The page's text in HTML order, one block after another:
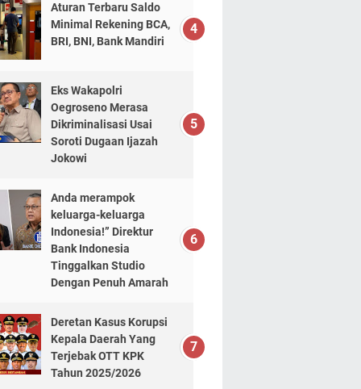
Aturan Terbaru Saldo
Minimal Rekening BCA,
BRI, BNI, Bank Mandiri
Eks Wakapolri
Oegroseno Merasa
Dikriminalisasi Usai
Soroti Dugaan Ijazah
Jokowi
Anda merampok
keluarga-keluarga
Indonesia!” Direktur
Bank Indonesia
Tinggalkan Studio
Dengan Penuh Amarah
Deretan Kasus Korupsi
Kepala Daerah Yang
Terjebak OTT KPK
Tahun 2025/2026